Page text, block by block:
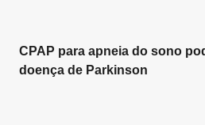
CPAP para apneia do sono
doença de Parkinson